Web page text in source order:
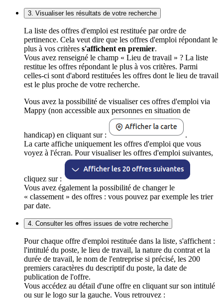
3. Visualiser les résultats de votre recherche
La liste des offres d'emploi est restituée par ordre de
pertinence. Cela veut dire que les offres d'emploi répondant le
plus à vos critères s'affichent en premier.
Vous avez renseigné le champ « Lieu de travail » ? La liste
restitue les offres répondant le plus à vos critères. Parmi
celles-ci sont d'abord restituées les offres dont le lieu de travail
est le plus proche de votre recherche.
Vous avez la possibilité de visualiser ces offres d'emploi via
Mappy (non accessible aux personnes en situation de
handicap) en cliquant sur :
.
La carte affiche uniquement les offres d'emploi que vous
voyez à l'écran. Pour visualiser les offres d'emploi suivantes,
cliquez sur :
Vous avez également la possibilité de changer le
« classement » des offres : vous pouvez par exemple les trier
par date.
4. Consulter les offres issues de votre recherche
Pour chaque offre d'emploi restituée dans la liste, s'affichent :
l'intitulé du poste, le lieu de travail, la nature du contrat et la
durée de travail, le nom de l'entreprise si précisé, les 200
premiers caractères du descriptif du poste, la date de
publication de l'offre.
Vous accédez au détail d'une offre en cliquant sur son intitulé
ou sur le logo sur la gauche. Vous retrouvez :